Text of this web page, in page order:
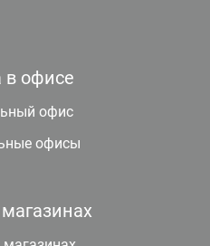
в офисе
офис
офисы